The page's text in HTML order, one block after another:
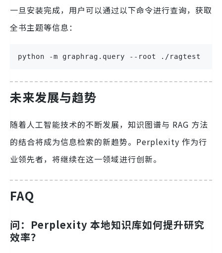
一旦安装完成，用户可以通过以下命令进行查询，获取
全书主题等信息：
python -m graphrag.query --root ./ragtest --
未来发展与趋势
随着人工智能技术的不断发展，知识图谱与 RAG 方法
的结合将成为信息检索的新趋势。Perplexity 作为行
业领先者，将继续在这一领域进行创新。
FAQ
问：Perplexity 本地知识库如何提升研究
效率？